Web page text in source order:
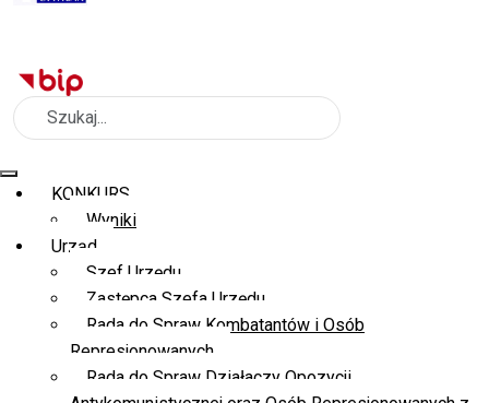
Szukaj
KONKURS
Wyniki
Urząd
Szef Urzędu
Zastępca Szefa Urzędu
Rada do Spraw Kombatantów i Osób
Represjonowanych
Rada do Spraw Działaczy Opozycji